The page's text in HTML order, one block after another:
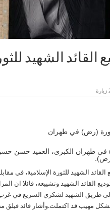
القائد الشهيد
(رض) في طهران
طهران الكبرى، العميد حسن
الشهيد للثورة الإسلامية، في
القائد الشهيد وتشييعه، قائلا ان
طريق الشهيد لشكري السريع في
بشكل مهيب قد اكتملت.وأشار قائد